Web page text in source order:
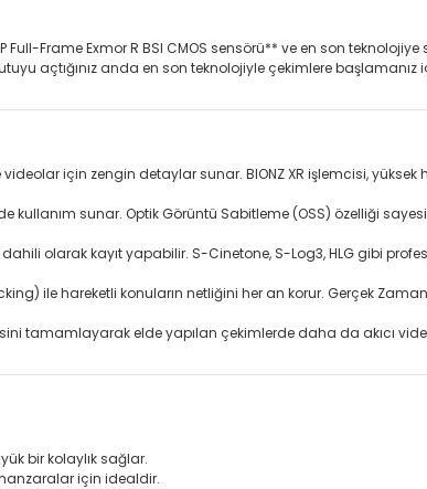
Frame Exmor R BSI CMOS sensörü** ve en son teknolojiye
açtığınız anda en son teknolojiyle çekimlere başlamanız
için zengin detaylar sunar. BIONZ XR işlemcisi, yüksek
sunar. Optik Görüntü Sabitleme (OSS) özelliği
olarak kayıt yapabilir. S-Cinetone, S-Log3, HLG gibi
ile hareketli konuların netliğini her an korur. Gerçek
tamamlayarak elde yapılan çekimlerde daha da akıcı
bir kolaylık sağlar.
için idealdir.